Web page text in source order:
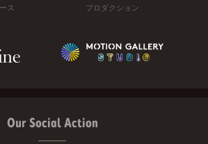
ス プロダクション
Our Social Action